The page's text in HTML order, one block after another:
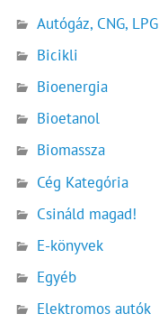
Autógáz, CNG, LPG
Bicikli
Bioenergia
Bioetanol
Biomassza
Cég Kategória
Csináld magad!
E-könyvek
Egyéb
Elektromos autók